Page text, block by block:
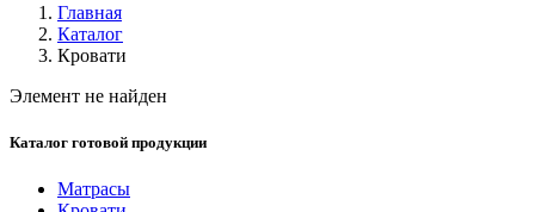
Главная
Каталог
Кровати
Элемент не найден
Каталог готовой продукции
Матрасы